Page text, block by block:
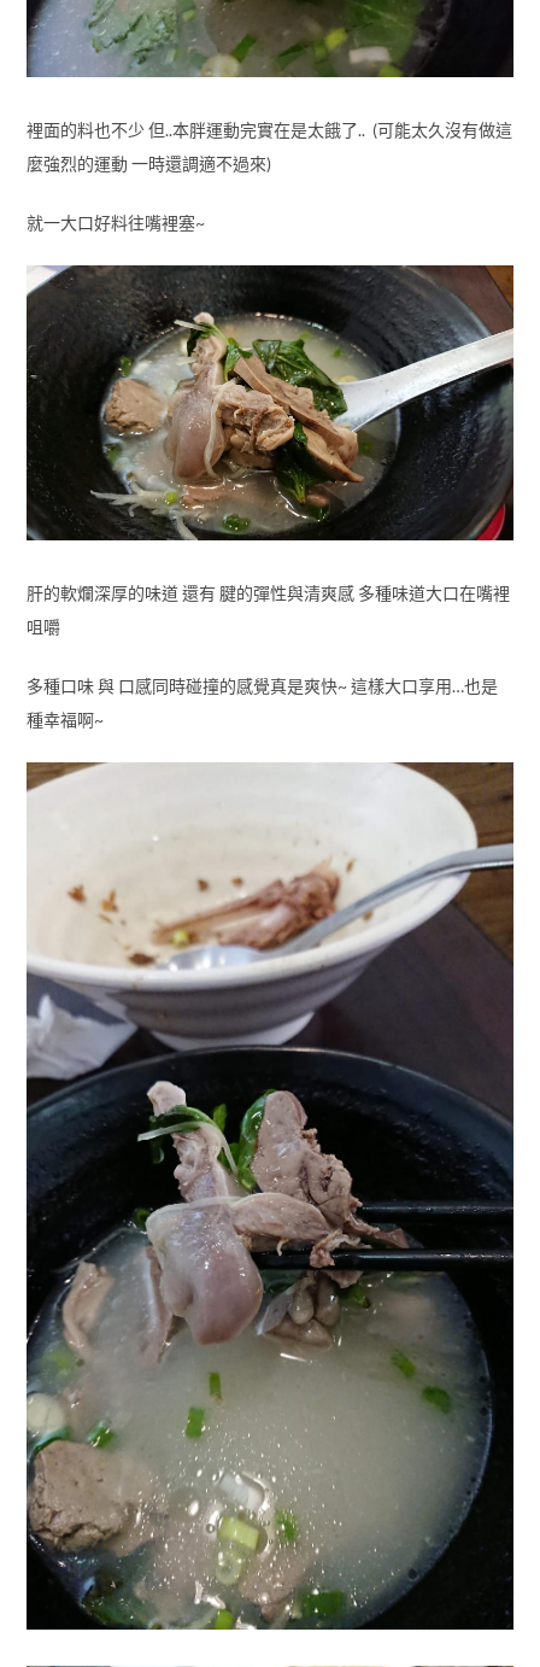
裡面的料也不少 但..本胖運動完實在是太餓了.. (可能太久沒有做這
麼強烈的運動 一時還調適不過來)
就一大口好料往嘴裡塞~
肝的軟爛深厚的味道 還有 腱的彈性與清爽感 多種味道大口在嘴裡
咀嚼
多種口味 與 口感同時碰撞的感覺真是爽快~ 這樣大口享用…也是
種幸福啊~